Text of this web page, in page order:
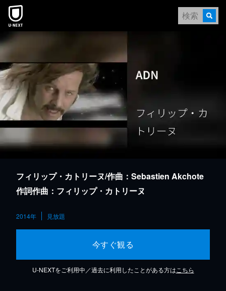
本文へスキップ
フィリップ・カトリーヌ/作曲：Sebastien Akchote
作詞作曲：フィリップ・カトリーヌ
2014年 見放題
今すぐ観る
U-NEXTをご利用中／過去に利用したことがある方は こちら